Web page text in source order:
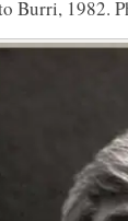
Burri, 1982.